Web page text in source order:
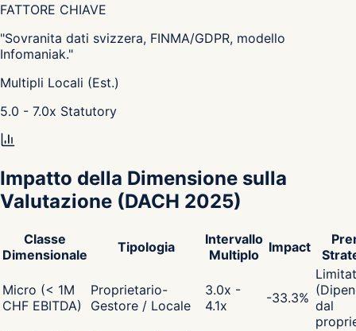
FATTORE CHIAVE
"Sovranita dati svizzera, FINMA/GDPR, modello
Infomaniak."
Multipli Locali (Est.)
5.0 - 7.0x Statutory
Impatto della Dimensione sulla
Valutazione (DACH 2025)
Classe
Dimensionale
Tipologia
Intervallo
Multiplo
Impact
Micro (< 1M
CHF EBITDA)
Proprietario-
Gestore / Locale
3.0x -
4.1x
-33.3% dal